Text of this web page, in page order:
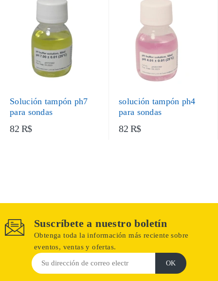
Solución tampón ph7
para sondas
82 R$
solución tampón ph4
para sondas
82 R$
Suscríbete a nuestro boletín
Obtenga toda la información más reciente sobre
eventos, ventas y ofertas.